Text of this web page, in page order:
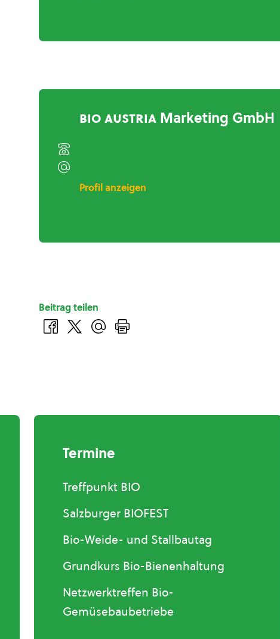
bio austria Marketing GmbH
Profil anzeigen
Beitrag teilen
Termine
Treffpunkt BIO
Salzburger BIOFEST
Bio-Weide- und Stallbautag
Grundkurs Bio-Bienenhaltung
Netzwerktreffen Bio-
Gemüsebaubetriebe